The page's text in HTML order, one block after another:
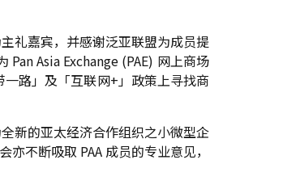
礼嘉宾，并感谢泛亚联盟为成员提
Asia Exchange (PAE) 网上商场
路」及「互联网+」政策上寻找商
新的亚太经济合作组织之小微型企
不断吸取 PAA 成员的专业意见，